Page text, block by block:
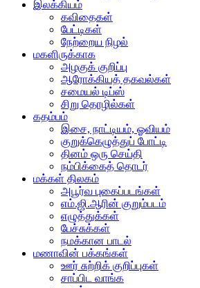
இலக்கியம்
கவிதைகள்
பேட்டிகள்
நேற்றைய நிழல்
மகளிருக்காக
அழகுக் குறிப்பு
ஆரோக்கியத் தகவல்கள்
சமையல் டிப்ஸ்
சிறு தொழில்கள்
கதம்பம்
இசை, நாட்டியம், ஓவியம்
குறுக்கெழுத்துப் போட்டி
தினம் ஒரு செய்தி
நம்பிக்கைத் தொடர்
மக்கள் திலகம்
அபூர்வ புகைப்படங்கள்
எம்.ஜி.ஆரின் குறும்படம்
எழுத்துக்கள்
பேச்சுக்கள்
நமக்கான பாடல்
மணாவின் பக்கங்கள்
ஊர் சுற்றிக் குறிப்புகள்
சாப்பிட வாங்க